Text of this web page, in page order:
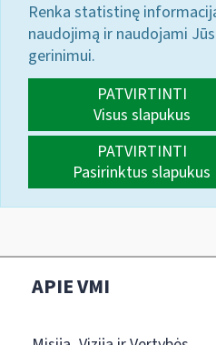
Renka statistinę
naudojimą ir naudojami
gerinimui.
PATVIRTINTI
Visus slapukus
PATVIRTINTI
Pasirinktus slapukus
APIE VMI